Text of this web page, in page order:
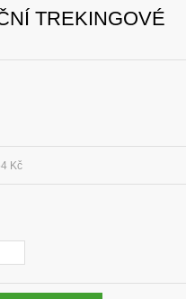
TREKINGOVÉ
Kč